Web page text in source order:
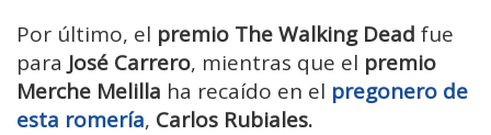
Por último, el premio The Walking Dead fue
para José Carrero, mientras que el premio
Merche Melilla ha recaído en el pregonero de
esta romería, Carlos Rubiales.